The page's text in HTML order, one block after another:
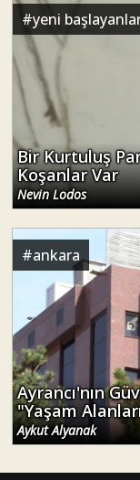
#yeni
Bir Kurtuluş
Koşanlar Var
Nevin Lodos
#ankara
Ayrancı'nın
"Yaşam
Aykut Alyanak